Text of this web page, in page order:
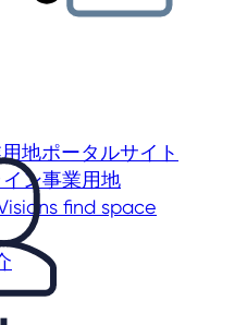
地ポータルサイト
ン事業用地
find space